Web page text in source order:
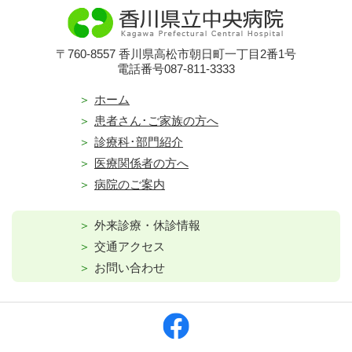
〒760-8557 香川県高松市朝日町一丁目2番1号
電話番号087-811-3333
ホーム
患者さん･ご家族の方へ
診療科･部門紹介
医療関係者の方へ
病院のご案内
外来診療・休診情報
交通アクセス
お問い合わせ